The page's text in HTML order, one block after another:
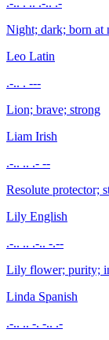
Night; dark; born at
Leo Latin
.-.. . ---
Lion; brave; strong
Liam Irish
.-.. .. .- --
Resolute protector;
Lily English
.-.. .. .-.. -.--
Lily flower; purity;
Linda Spanish
.-.. .. -. -.. .-